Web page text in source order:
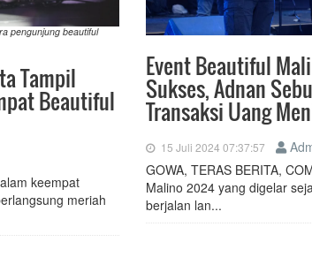
pengunjung beautiful
Tampil
Beautiful
keempat
meriah
Event Beautiful
Sukses, Adnan
Transaksi Uang
15 Juli 2024 07:37:57
GOWA, TERAS BERITA,
Malino 2024 yang digelar
berjalan lan...